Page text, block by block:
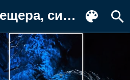
природа Фотография